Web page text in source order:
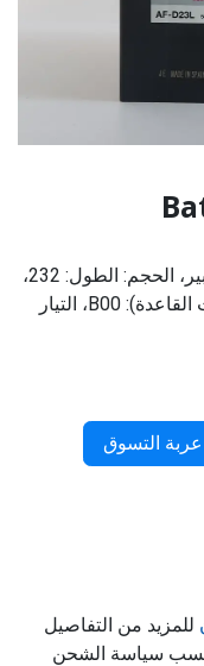
AF-D23L الجهد: 12 فولت، السعة: 60 أمبير، الحجم: الطول: 232،
العرض: 173، الارتفاع: 225، التعزيز (تثبيت القاعدة): B00، التيار
التسوق
للمزيد من التفاصيل
سياسة الشحن